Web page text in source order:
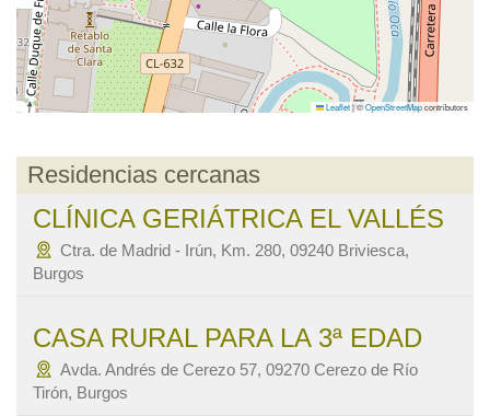
Leaflet|©OpenStreetMapcontributors
Residencias cercanas
CLÍNICA GERIÁTRICA EL VALLÉS
Ctra. de Madrid - Irún, Km. 280, 09240 Briviesca,
Burgos
CASA RURAL PARA LA 3ª EDAD
Avda. Andrés de Cerezo 57, 09270 Cerezo de Río
Tirón, Burgos